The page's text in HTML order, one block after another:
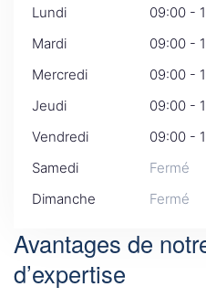
Lundi
09:00 -
Mardi
09:00 -
Mercredi
09:00 -
Jeudi
09:00 -
Vendredi
09:00 -
Samedi
Fermé
Dimanche
Fermé
Avantages de
d’expertise